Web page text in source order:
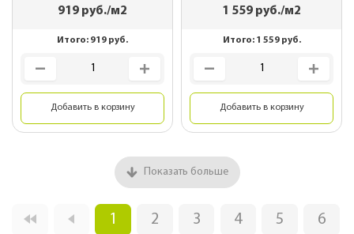
919 руб./м2
Итого: 919 руб.
Добавить в корзину
1 559 руб./м2
Итого: 1 559руб.
Добавить в корзину
Показать больше
1 2 3 4 5 6